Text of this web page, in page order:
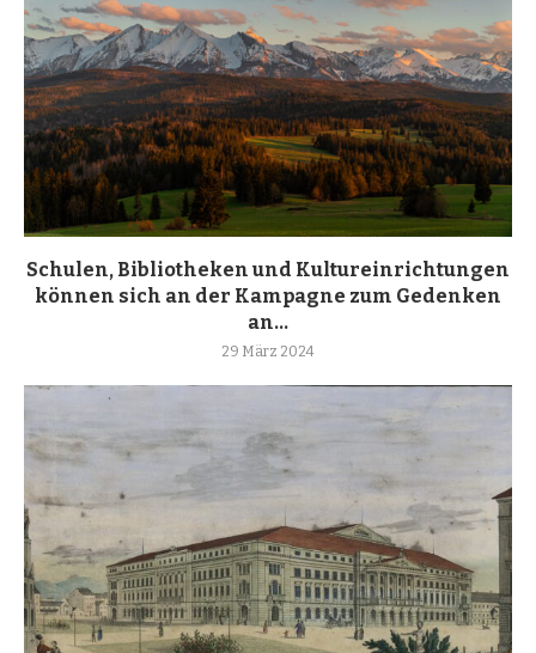
Schulen, Bibliotheken und Kultureinrichtungen
können sich an der Kampagne zum Gedenken
an...
29 März 2024